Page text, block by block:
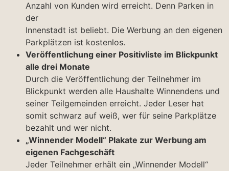
Anzahl von Kunden wird erreicht. Denn Parken in
der
Innenstadt ist beliebt. Die Werbung an den eigenen
Parkplätzen ist kostenlos.
Veröffentlichung einer Positivliste im Blickpunkt
alle drei Monate
Durch die Veröffentlichung der Teilnehmer im
Blickpunkt werden alle Haushalte Winnendens und
seiner Teilgemeinden erreicht. Jeder Leser hat
somit schwarz auf weiß, wer für seine Parkplätze
bezahlt und wer nicht.
„Winnender Modell“ Plakate zur Werbung am
eigenen Fachgeschäft
Jeder Teilnehmer erhält ein „Winnender Modell“